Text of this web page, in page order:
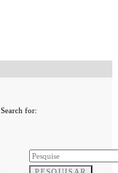
Search for:
PESQUISAR